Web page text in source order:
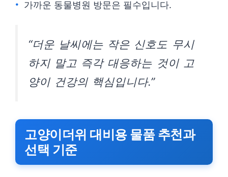
가까운 동물병원 방문은 필수입니다.
“더운 날씨에는 작은 신호도 무시
하지 말고 즉각 대응하는 것이 고
양이 건강의 핵심입니다.”
고양이더위 대비용 물품 추천과
선택 기준